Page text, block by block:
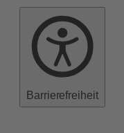
Barrierefreiheit